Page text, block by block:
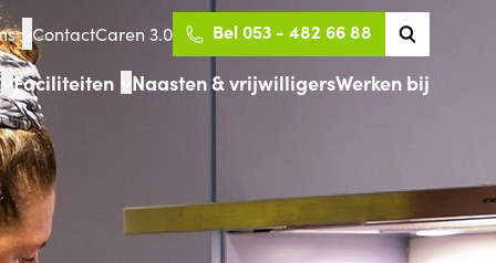
ContactCaren 3.0 Bel 053 - 482 66 88
Faciliteiten Naasten & vrijwilligersWerken bij